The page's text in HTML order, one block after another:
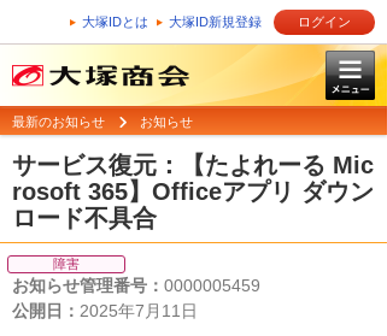
大塚IDとは 大塚ID新規登録 ログイン
最新のお知らせ お知らせ
サービス復元：【たよれーる Mic
rosoft 365】Officeアプリ ダウン
ロード不具合
障害
お知らせ管理番号： 0000005459
公開日： 2025年7月11日